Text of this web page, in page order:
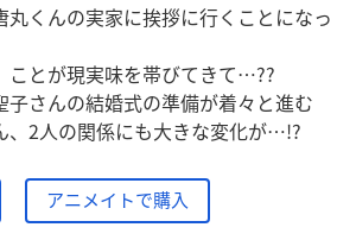
丸くんの実家に挨拶に行くことになっ
ことが現実味を帯びてきて…??
子さんの結婚式の準備が着々と進む
、2人の関係にも大きな変化が…!?
アニメイトで購入